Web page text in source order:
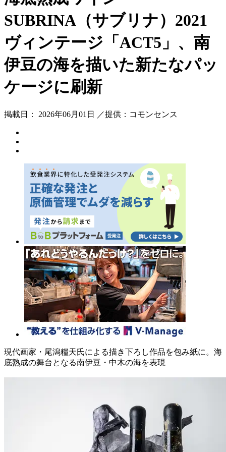
SUBRINA（サブリナ）2021
ヴィンテージ「ACT5」、南
伊豆の海を描いた新たなパッ
ケージに刷新
掲載日： 2026年06月01日 ／提供：コモンセンス
現代画家・尾潟糧天氏による描き下ろし作品を包み紙に。海
底熟成の舞台となる南伊豆・中木の海を表現